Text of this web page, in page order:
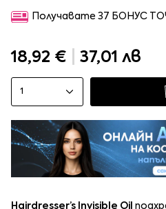
Получавате 37 БОНУС
18,92 € 37,01 лв
1
Hairdresser’s Invisible Oil